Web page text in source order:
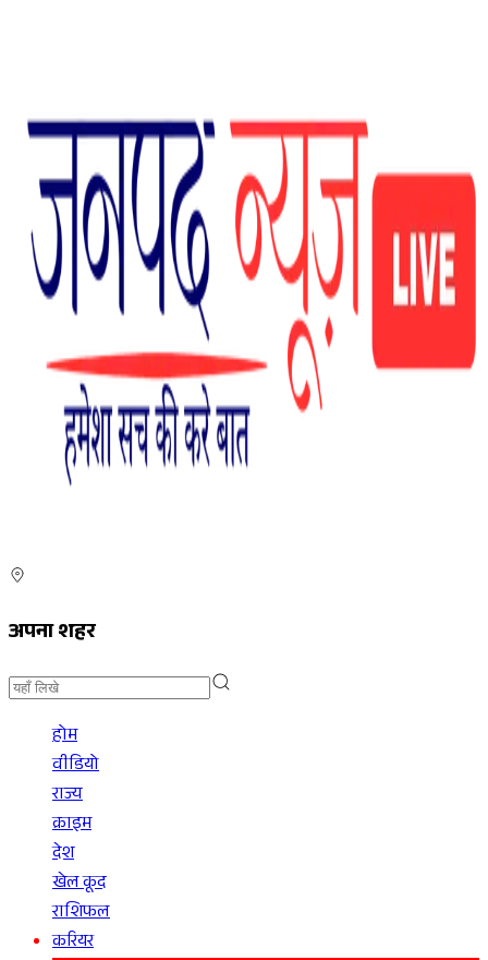
अपना शहर
होम
वीडियो
राज्य
क्राइम
देश
खेल कूद
राशिफल
करियर